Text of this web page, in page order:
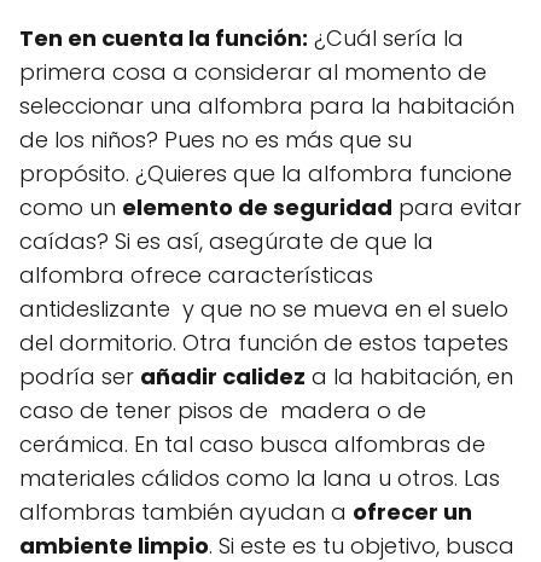
Ten en cuenta la función: ¿Cuál sería la
primera cosa a considerar al momento de
seleccionar una alfombra para la habitación
de los niños? Pues no es más que su
propósito. ¿Quieres que la alfombra funcione
como un elemento de seguridad para evitar
caídas? Si es así, asegúrate de que la
alfombra ofrece características
antideslizante y que no se mueva en el suelo
del dormitorio. Otra función de estos tapetes
podría ser añadir calidez a la habitación, en
caso de tener pisos de madera o de
cerámica. En tal caso busca alfombras de
materiales cálidos como la lana u otros. Las
alfombras también ayudan a ofrecer un
ambiente limpio. Si este es tu objetivo, busca